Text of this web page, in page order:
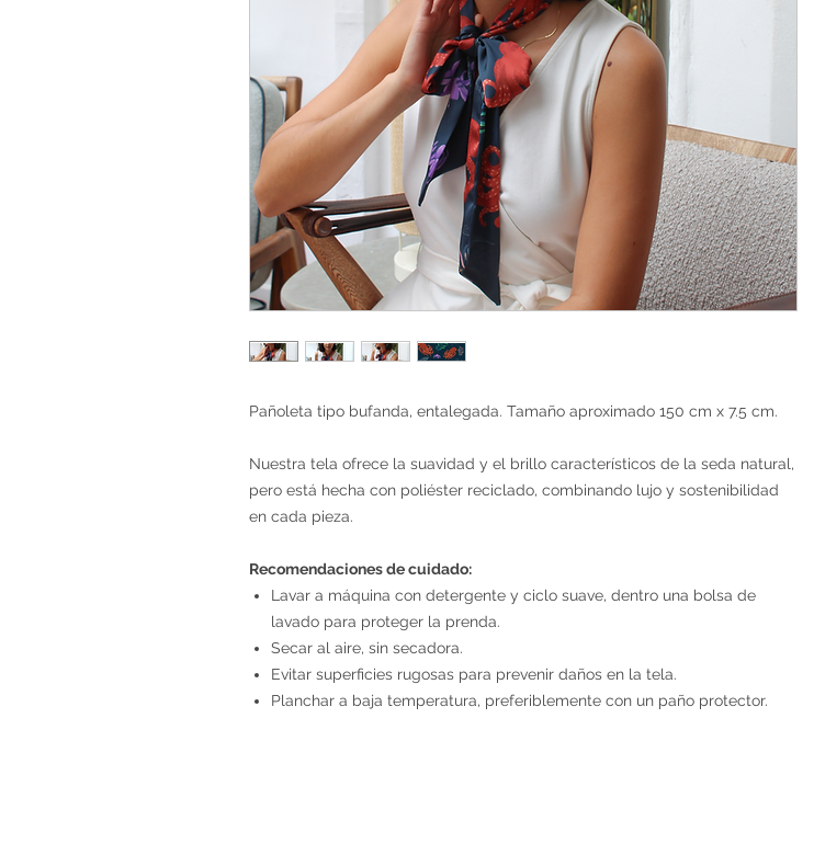
Pañoleta tipo bufanda, entalegada. Tamaño aproximado 150 cm x 7.5 cm.
Nuestra tela ofrece la suavidad y el brillo característicos de la seda natural,
pero está hecha con poliéster reciclado, combinando lujo y sostenibilidad
en cada pieza.
Recomendaciones de cuidado:
Lavar a máquina con detergente y ciclo suave, dentro una bolsa de
lavado para proteger la prenda.
Secar al aire, sin secadora.
Evitar superficies rugosas para prevenir daños en la tela.
Planchar a baja temperatura, preferiblemente con un paño protector.